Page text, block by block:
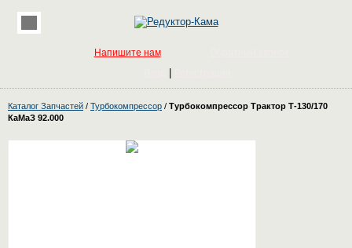
Напишите нам
Каталог Запчастей / Турбокомпрессор / Турбокомпрессор Трактор Т-130/170
КаМаЗ 92.000